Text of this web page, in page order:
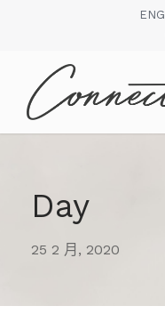
ENG
Day
25 2 月, 2020